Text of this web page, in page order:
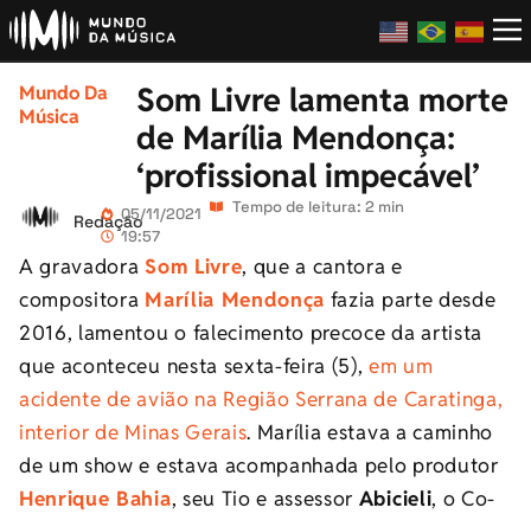
Mundo Da
Música
Som Livre lamenta morte
de Marília Mendonça:
‘profissional impecável’
Redação05/11/2021
19:57
Tempo de leitura: 2 min
A gravadoraSom Livre, que a cantora e
compositora Marília Mendonça fazia parte desde
2016, lamentou o falecimento precoce da artista
que aconteceu nesta sexta-feira (5),em um
acidente de avião na Região Serrana de Caratinga,
interior de Minas Gerais. Marília estava a caminho
de um show e estava acompanhada pelo produtor
Henrique Bahia, seu Tio e assessor Abicieli, o Co-